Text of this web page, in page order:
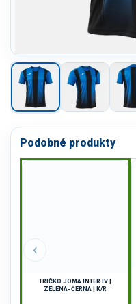
Podobné produkty
‹
TRIČKO JOMA INTER IV |
ZELENÁ-ČERNÁ | K/R